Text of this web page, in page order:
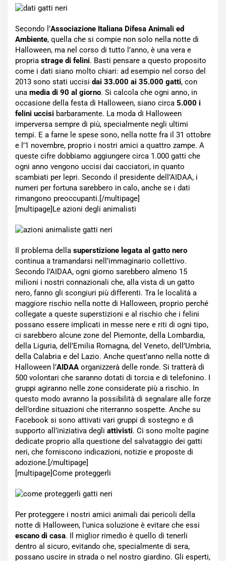
Secondo l’Associazione Italiana Difesa Animali ed
Ambiente, quella che si compie non solo nella notte di
Halloween, ma nel corso di tutto l’anno, è una vera e
propria strage di felini. Basti pensare a questo proposito
come i dati siano molto chiari: ad esempio nel corso del
2013 sono stati uccisi dai 33.000 ai 35.000 gatti, con
una media di 90 al giorno. Si calcola che ogni anno, in
occasione della festa di Halloween, siano circa 5.000 i
felini uccisi barbaramente. La moda di Halloween
imperversa sempre di più, specialmente negli ultimi
tempi. E a farne le spese sono, nella notte fra il 31 ottobre
e l’1 novembre, proprio i nostri amici a quattro zampe. A
queste cifre dobbiamo aggiungere circa 1.000 gatti che
ogni anno vengono uccisi dai cacciatori, in quanto
scambiati per lepri. Secondo il presidente dell’AIDAA, i
numeri per fortuna sarebbero in calo, anche se i dati
rimangono preoccupanti.[/multipage]
[multipage]Le azioni degli animalisti
Il problema della superstizione legata al gatto nero
continua a tramandarsi nell’immaginario collettivo.
Secondo l’AIDAA, ogni giorno sarebbero almeno 15
milioni i nostri connazionali che, alla vista di un gatto
nero, fanno gli scongiuri più differenti. Tra le località a
maggiore rischio nella notte di Halloween, proprio perché
collegate a queste superstizioni e al rischio che i felini
possano essere implicati in messe nere e riti di ogni tipo,
ci sarebbero alcune zone del Piemonte, della Lombardia,
della Liguria, dell’Emilia Romagna, del Veneto, dell’Umbria,
della Calabria e del Lazio. Anche quest’anno nella notte di
Halloween l’AIDAA organizzerà delle ronde. Si tratterà di
500 volontari che saranno dotati di torcia e di telefonino. I
gruppi agiranno nelle zone considerate più a rischio. In
questo modo avranno la possibilità di segnalare alle forze
dell’ordine situazioni che riterranno sospette. Anche su
Facebook si sono attivati vari gruppi di sostegno e di
supporto all’iniziativa degli attivisti. Ci sono molte pagine
dedicate proprio alla questione del salvataggio dei gatti
neri, che forniscono indicazioni, notizie e proposte di
adozione.[/multipage]
[multipage]Come proteggerli
Per proteggere i nostri amici animali dai pericoli della
notte di Halloween, l’unica soluzione è evitare che essi
escano di casa. Il miglior rimedio è quello di tenerli
dentro al sicuro, evitando che, specialmente di sera,
possano uscire in strada o nel nostro giardino. Gli esperti,